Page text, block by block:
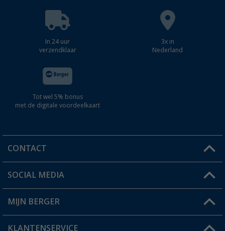
In 24 uur
verzendklaar
3x in
Nederland
Tot wel 5% bonus
met de digitale voordeelkaart
CONTACT
Een vraag?
Winkel vinden
SOCIAL MEDIA
MIJN BERGER
KLANTENSERVICE